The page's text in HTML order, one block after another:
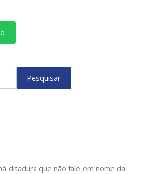
Pesquisar
ditadura que não fale em nome da